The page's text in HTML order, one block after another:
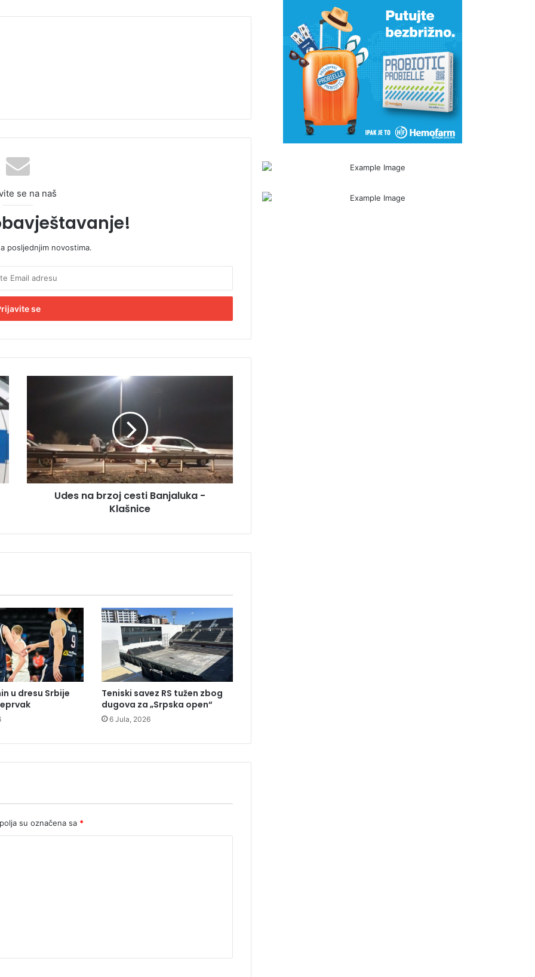
se na naš
posljednjim novostima.
n
a
b
r
z
e
a
n
j
a
l
u
k
a
-
K
š
Udes na brzoj cesti Banjaluka -
Klašnice
u dresu Srbije
Teniski savez RS tužen zbog
dugova za „Srpska open“
6 Jula, 2026
su označena sa *